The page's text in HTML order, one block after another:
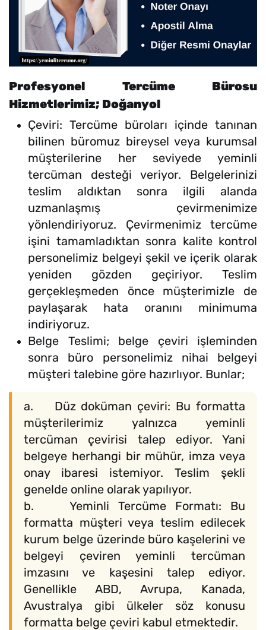
Profesyonel Tercüme Bürosu
Hizmetlerimiz; Doğanyol
Çeviri: Tercüme büroları içinde tanınan
bilinen büromuz bireysel veya kurumsal
müşterilerine her seviyede yeminli
tercüman desteği veriyor. Belgelerinizi
teslim aldıktan sonra ilgili alanda
uzmanlaşmış çevirmenimize
yönlendiriyoruz. Çevirmenimiz tercüme
işini tamamladıktan sonra kalite kontrol
personelimiz belgeyi şekil ve içerik olarak
yeniden gözden geçiriyor. Teslim
gerçekleşmeden önce müşterimizle de
paylaşarak hata oranını minimuma
indiriyoruz.
Belge Teslimi; belge çeviri işleminden
sonra büro personelimiz nihai belgeyi
müşteri talebine göre hazırlıyor. Bunlar;
a. Düz doküman çeviri: Bu formatta
müşterilerimiz yalnızca yeminli
tercüman çevirisi talep ediyor. Yani
belgeye herhangi bir mühür, imza veya
onay ibaresi istemiyor. Teslim şekli
genelde online olarak yapılıyor.
b. Yeminli Tercüme Formatı: Bu
formatta müşteri veya teslim edilecek
kurum belge üzerinde büro kaşelerini ve
belgeyi çeviren yeminli tercüman
imzasını ve kaşesini talep ediyor.
Genellikle ABD, Avrupa, Kanada,
Avustralya gibi ülkeler söz konusu
formatta belge çeviri kabul etmektedir.